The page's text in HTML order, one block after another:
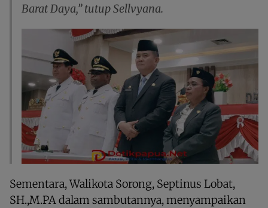
Barat Daya,” tutup Sellvyana.
Sementara, Walikota Sorong, Septinus Lobat,
SH.,M.PA dalam sambutannya, menyampaikan